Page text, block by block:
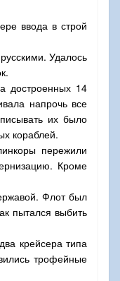
ввода в строй
Удалось
достроенных 14
напрочь все
их было
кораблей.
пережили
Кроме
Флот был
пытался выбить
крейсера типа
трофейные